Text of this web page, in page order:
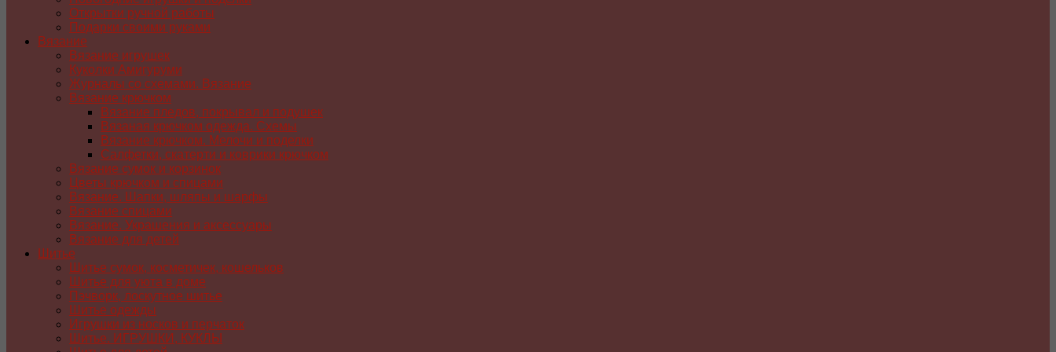
Открытки ручной работы
Подарки своими руками
Вязание
Вязание игрушек
Куколки Амигуруми
Журналы со схемами. Вязание
Вязание крючком
Вязание пледов, покрывал и подушек
Вязаная крючком одежда. Схемы
Вязание крючком. Мелочи и поделки
Салфетки, скатерти и коврики крючком
Вязание сумок и корзинок
Цветы крючком и спицами
Вязание. Шапки, шляпы и шарфы
Вязание спицами
Вязание. Украшения и аксессуары
Вязание для детей
Шитье
Шитье сумок, косметичек, кошельков
Шитье для уюта в доме
Пэчворк, лоскутное шитье
Шитье одежды
Игрушки из носков и перчаток
Шитье. ИГРУШКИ, КУКЛЫ